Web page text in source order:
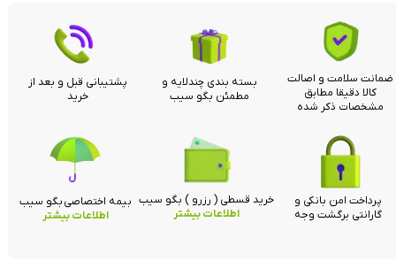
ضمانت سلامت و اصالت
کالا دقیقا مطابق
مشخصات ذکر شده
بسته بندی چندلایه و
مطمئن بگو سیب
پشتیبانی قبل و بعد از
خرید
خرید قسطی ( رزرو ) بگو سیب
اطلاعات بیشتر
پرداخت امن بانکی و
گارانتی برگشت وجه
بیمه اختصاصی بگو سیب
اطلاعات بیشتر